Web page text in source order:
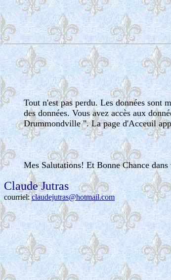
Tout n'est pas perdu. Les données sont
des données. Vous avez accès aux
Drummondville ". La page d'Acceuil
Mes Salutations! Et Bonne Chance dans
Claude Jutras
courriel:claudejutras@hotmail.com